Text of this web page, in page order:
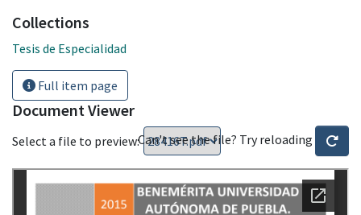
Collections
Tesis de Especialidad
Full item page
Document Viewer
Select a file to preview:Can't see the file? Try reloading